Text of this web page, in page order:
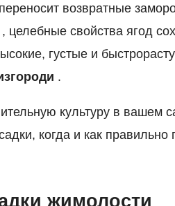
возвратные
, целебные свойства ягод
густые и
.
культуру в вашем
когда и как правильно
жимолости